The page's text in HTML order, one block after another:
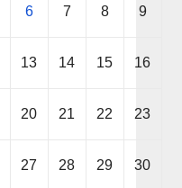
6 7 8 9
13 14 15 16
20 21 22 23
27 28 29 30